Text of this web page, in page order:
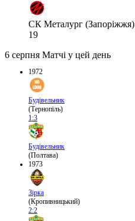
СК Металург (Запоріжжя)
19
6 серпня Матчі у цей день
1972
Будівельник
(Тернопіль)
1:3
Будівельник
(Полтава)
1973
Зірка
(Кропивницький)
2:2